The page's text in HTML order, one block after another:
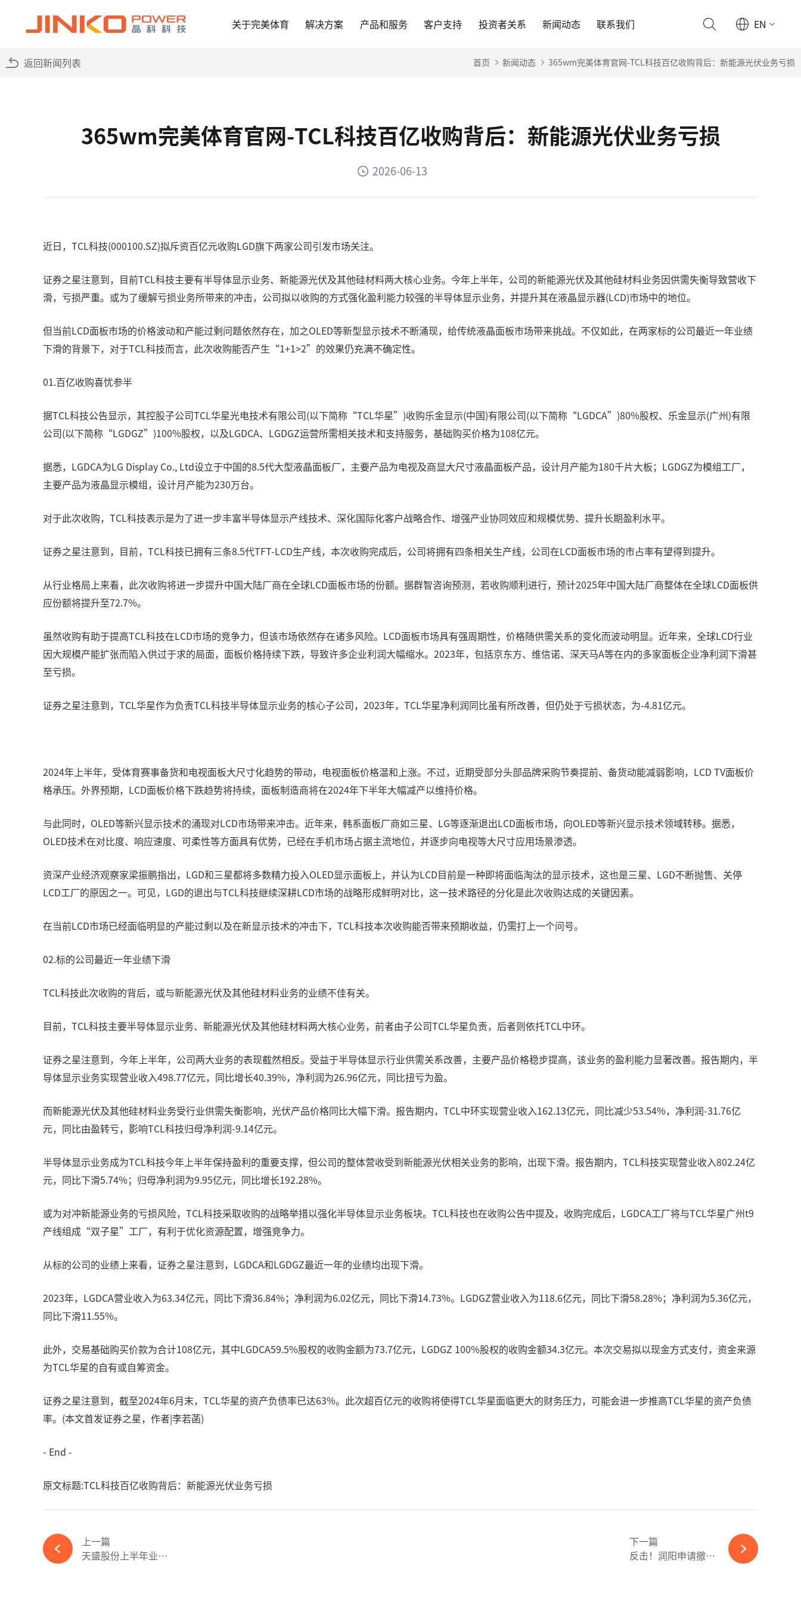
关于完美体育 解决方案 产品和服务 客户支持 投资者关系 新闻动态 联系我们 EN
返回新闻列表 首页 新闻动态 365wm完美体育官网-TCL科技百亿收购背后：新能源光伏业务亏损
365wm完美体育官网-TCL科技百亿收购背后：新能源光伏业务亏损
2026-06-13
近日，TCL科技(000100.SZ)拟斥资百亿元收购LGD旗下两家公司引发市场关注。
证券之星注意到，目前TCL科技主要有半导体显示业务、新能源光伏及其他硅材料两大核心业务。今年上半年，公司的新能源光伏及其他硅材料业务因供需失衡导致营收下
滑，亏损严重。或为了缓解亏损业务所带来的冲击，公司拟以收购的方式强化盈利能力较强的半导体显示业务，并提升其在液晶显示器(LCD)市场中的地位。
但当前LCD面板市场的价格波动和产能过剩问题依然存在，加之OLED等新型显示技术不断涌现，给传统液晶面板市场带来挑战。不仅如此，在两家标的公司最近一年业绩
下滑的背景下，对于TCL科技而言，此次收购能否产生“1+1>2”的效果仍充满不确定性。
01.百亿收购喜忧参半
据TCL科技公告显示，其控股子公司TCL华星光电技术有限公司(以下简称“TCL华星”)收购乐金显示(中国)有限公司(以下简称“LGDCA”)80%股权、乐金显示(广州)有限
公司(以下简称“LGDGZ”)100%股权，以及LGDCA、LGDGZ运营所需相关技术和支持服务，基础购买价格为108亿元。
据悉，LGDCA为LG Display Co., Ltd设立于中国的8.5代大型液晶面板厂，主要产品为电视及商显大尺寸液晶面板产品，设计月产能为180千片大板；LGDGZ为模组工厂，
主要产品为液晶显示模组，设计月产能为230万台。
对于此次收购，TCL科技表示是为了进一步丰富半导体显示产线技术、深化国际化客户战略合作、增强产业协同效应和规模优势、提升长期盈利水平。
证券之星注意到，目前，TCL科技已拥有三条8.5代TFT-LCD生产线，本次收购完成后，公司将拥有四条相关生产线，公司在LCD面板市场的市占率有望得到提升。
从行业格局上来看，此次收购将进一步提升中国大陆厂商在全球LCD面板市场的份额。据群智咨询预测，若收购顺利进行，预计2025年中国大陆厂商整体在全球LCD面板供
应份额将提升至72.7%。
虽然收购有助于提高TCL科技在LCD市场的竞争力，但该市场依然存在诸多风险。LCD面板市场具有强周期性，价格随供需关系的变化而波动明显。近年来，全球LCD行业
因大规模产能扩张而陷入供过于求的局面，面板价格持续下跌，导致许多企业利润大幅缩水。2023年，包括京东方、维信诺、深天马A等在内的多家面板企业净利润下滑甚
至亏损。
证券之星注意到，TCL华星作为负责TCL科技半导体显示业务的核心子公司，2023年，TCL华星净利润同比虽有所改善，但仍处于亏损状态，为-4.81亿元。
2024年上半年，受体育赛事备货和电视面板大尺寸化趋势的带动，电视面板价格温和上涨。不过，近期受部分头部品牌采购节奏提前、备货动能减弱影响，LCD TV面板价
格承压。外界预期，LCD面板价格下跌趋势将持续，面板制造商将在2024年下半年大幅减产以维持价格。
与此同时，OLED等新兴显示技术的涌现对LCD市场带来冲击。近年来，韩系面板厂商如三星、LG等逐渐退出LCD面板市场，向OLED等新兴显示技术领域转移。据悉，
OLED技术在对比度、响应速度、可柔性等方面具有优势，已经在手机市场占据主流地位，并逐步向电视等大尺寸应用场景渗透。
资深产业经济观察家梁振鹏指出，LGD和三星都将多数精力投入OLED显示面板上，并认为LCD目前是一种即将面临淘汰的显示技术，这也是三星、LGD不断抛售、关停
LCD工厂的原因之一。可见，LGD的退出与TCL科技继续深耕LCD市场的战略形成鲜明对比，这一技术路径的分化是此次收购达成的关键因素。
在当前LCD市场已经面临明显的产能过剩以及在新显示技术的冲击下，TCL科技本次收购能否带来预期收益，仍需打上一个问号。
02.标的公司最近一年业绩下滑
TCL科技此次收购的背后，或与新能源光伏及其他硅材料业务的业绩不佳有关。
目前，TCL科技主要半导体显示业务、新能源光伏及其他硅材料两大核心业务，前者由子公司TCL华星负责，后者则依托TCL中环。
证券之星注意到，今年上半年，公司两大业务的表现截然相反。受益于半导体显示行业供需关系改善，主要产品价格稳步提高，该业务的盈利能力显著改善。报告期内，半
导体显示业务实现营业收入498.77亿元，同比增长40.39%，净利润为26.96亿元，同比扭亏为盈。
而新能源光伏及其他硅材料业务受行业供需失衡影响，光伏产品价格同比大幅下滑。报告期内，TCL中环实现营业收入162.13亿元，同比减少53.54%，净利润-31.76亿
元，同比由盈转亏，影响TCL科技归母净利润-9.14亿元。
半导体显示业务成为TCL科技今年上半年保持盈利的重要支撑，但公司的整体营收受到新能源光伏相关业务的影响，出现下滑。报告期内，TCL科技实现营业收入802.24亿
元，同比下滑5.74%；归母净利润为9.95亿元，同比增长192.28%。
或为对冲新能源业务的亏损风险，TCL科技采取收购的战略举措以强化半导体显示业务板块。TCL科技也在收购公告中提及，收购完成后，LGDCA工厂将与TCL华星广州t9
产线组成“双子星”工厂，有利于优化资源配置，增强竞争力。
从标的公司的业绩上来看，证券之星注意到，LGDCA和LGDGZ最近一年的业绩均出现下滑。
2023年，LGDCA营业收入为63.34亿元，同比下滑36.84%；净利润为6.02亿元，同比下滑14.73%。LGDGZ营业收入为118.6亿元，同比下滑58.28%；净利润为5.36亿元，
同比下滑11.55%。
此外，交易基础购买价款为合计108亿元，其中LGDCA59.5%股权的收购金额为73.7亿元，LGDGZ 100%股权的收购金额34.3亿元。本次交易拟以现金方式支付，资金来源
为TCL华星的自有或自筹资金。
证券之星注意到，截至2024年6月末，TCL华星的资产负债率已达63%。此次超百亿元的收购将使得TCL华星面临更大的财务压力，可能会进一步推高TCL华星的资产负债
率。(本文首发证券之星，作者|李若菡)
- End -
原文标题:TCL科技百亿收购背后：新能源光伏业务亏损
上一篇
天盛股份上半年业绩骤降：毛利率连年大幅下滑，资产负债率攀升-365wm完美体育官网
下一篇
反击！润阳申请撤销天合光能涉诉TOPCon电池专利-365wm完美体育官网